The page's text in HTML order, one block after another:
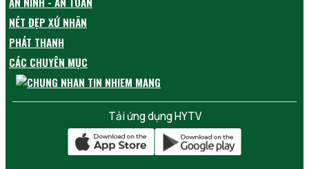
NÉT ĐẸP XỨ NHÃN
PHÁT THANH
CÁC CHUYÊN MỤC
Tải ứng dụng HYTV